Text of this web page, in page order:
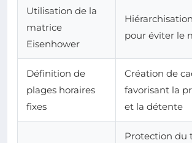
Utilisation de la
matrice
Eisenhower
pour éviter le
Définition de
plages horaires
fixes
Création de
favorisant la
et la détente
Protection du